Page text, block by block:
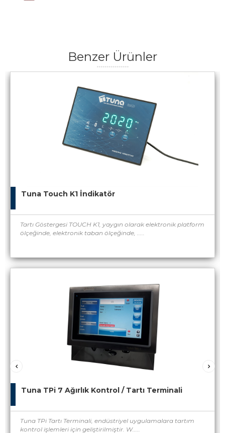
Benzer Ürünler
Tuna Touch K1 İndikatör
Tartı Göstergesi TOUCH K1, yaygın olarak elektronik platform
ölçeğinde, elektronik taban ölçeğinde, .....
Tuna TPi 7 Ağırlık Kontrol / Tartı Terminali
Tuna TPi Tartı Terminali, endüstriyel uygulamalara tartım
kontrol işlemleri için geliştirilmiştir. W.....